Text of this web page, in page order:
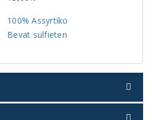
100% Assyrtiko
Bevat sulfieten